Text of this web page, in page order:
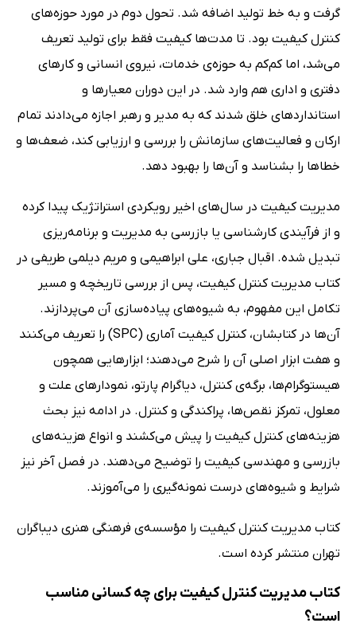
گرفت و به خط تولید اضافه شد. تحول دوم در مورد حوزه‌های
کنترل کیفیت بود. تا مدت‌ها کیفیت فقط برای تولید تعریف
می‌شد، اما کم‌کم به حوزه‌ی خدمات، نیروی انسانی و کارهای
دفتری و اداری هم وارد شد. در این دوران معیارها و
استانداردهای خلق شدند که به مدیر و رهبر اجازه می‌دادند تمام
ارکان و فعالیت‌های سازمانش را بررسی و ارزیابی کند، ضعف‌ها و
خطاها را بشناسد و آن‌ها را بهبود دهد.
مدیریت کیفیت در سال‌های اخیر رویکردی استراتژیک پیدا کرده
و از فرآیندی کارشناسی یا بازرسی به مدیریت و برنامه‌ریزی
تبدیل شده. اقبال جباری، علی ابراهیمی و مریم دیلمی طریفی در
کتاب مدیریت کنترل کیفیت، پس از بررسی تاریخچه و مسیر
تکامل این مفهوم، به شیوه‌های پیاده‌سازی آن می‌پردازند.
آن‌ها در کتابشان، کنترل کیفیت آماری (SPC) را تعریف می‌کنند
و هفت ابزار اصلی آن را شرح می‌دهند؛ ابزارهایی همچون
هیستوگرام‌ها، برگه‌ی کنترل، دیاگرام پارتو، نمودارهای علت و
معلول، تمرکز نقص‌ها، پراکندگی و کنترل. در ادامه نیز بحث
هزینه‌های کنترل کیفیت را پیش می‌کشند و انواع هزینه‌های
بازرسی و مهندسی کیفیت را توضیح می‌دهند. در فصل آخر نیز
شرایط و شیوه‌های درست نمونه‌گیری را می‌آموزند.
کتاب مدیریت کنترل کیفیت را مؤسسه‌ی فرهنگی هنری دیباگران
تهران منتشر کرده است.
کتاب مدیریت کنترل کیفیت برای چه کسانی مناسب
است؟